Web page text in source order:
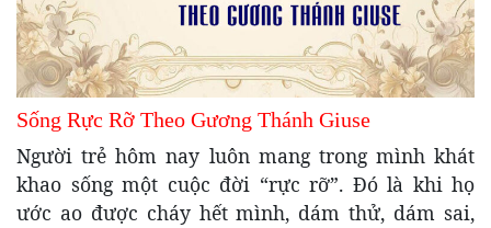
Sống Rực Rỡ Theo Gương Thánh Giuse
Người trẻ hôm nay luôn mang trong mình khát
khao sống một cuộc đời “rực rỡ”. Đó là khi họ
ước ao được cháy hết mình, dám thử, dám sai,